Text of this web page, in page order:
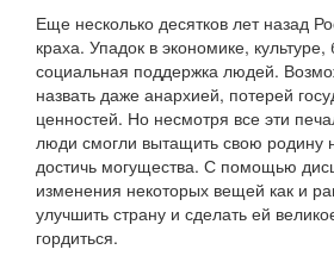
Еще несколько десятков лет назад
краха. Упадок в экономике,
социальная поддержка людей.
назвать даже анархией, потерей
ценностей. Но несмотря все эти
люди смогли вытащить свою родину
достичь могущества. С помощью
изменения некоторых вещей как и
улучшить страну и сделать ей
гордиться.